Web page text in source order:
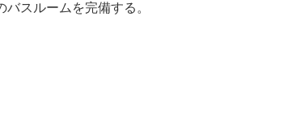
スルームを完備する。